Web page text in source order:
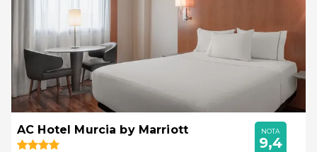
AC Hotel Murcia by Marriott NOTA
9,4